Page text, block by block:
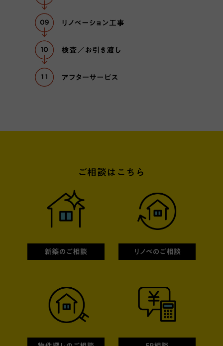
ご相談はこちら
新築のご相談
物件探しのご相談